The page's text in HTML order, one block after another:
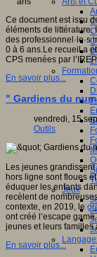
Jeux
Ce document est issu
éléments de littérature.
des professionnel·le·s
0 à 6 ans.Le recueil a
CPS menées par
En savoir plus...
" Gardiens du
vendredi, 15
Outils
Les jeunes
hors ligne sont floues
éduquer les enfants
recèlent de
contexte, en 2019, le
ont créé l’escape
jeunes et leurs familles
En savoir plus...